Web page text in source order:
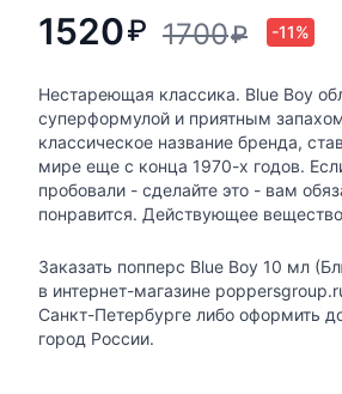
1520₽ 1700₽ -11%
Нестареющая классика. Blue Boy
суперформулой и приятным
классическое название бренда,
мире еще с конца 1970-х годов.
пробовали - сделайте это - вам
понравится. Действующее
Заказать попперс Blue Boy 10 мл
в интернет-магазине
Санкт-Петербурге либо оформить
город России.